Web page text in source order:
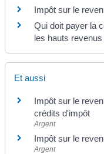
Impôt sur le
Qui doit payer la
les hauts revenus
Et aussi
Impôt sur le
crédits d'impôt
Argent
Impôt sur le
Argent